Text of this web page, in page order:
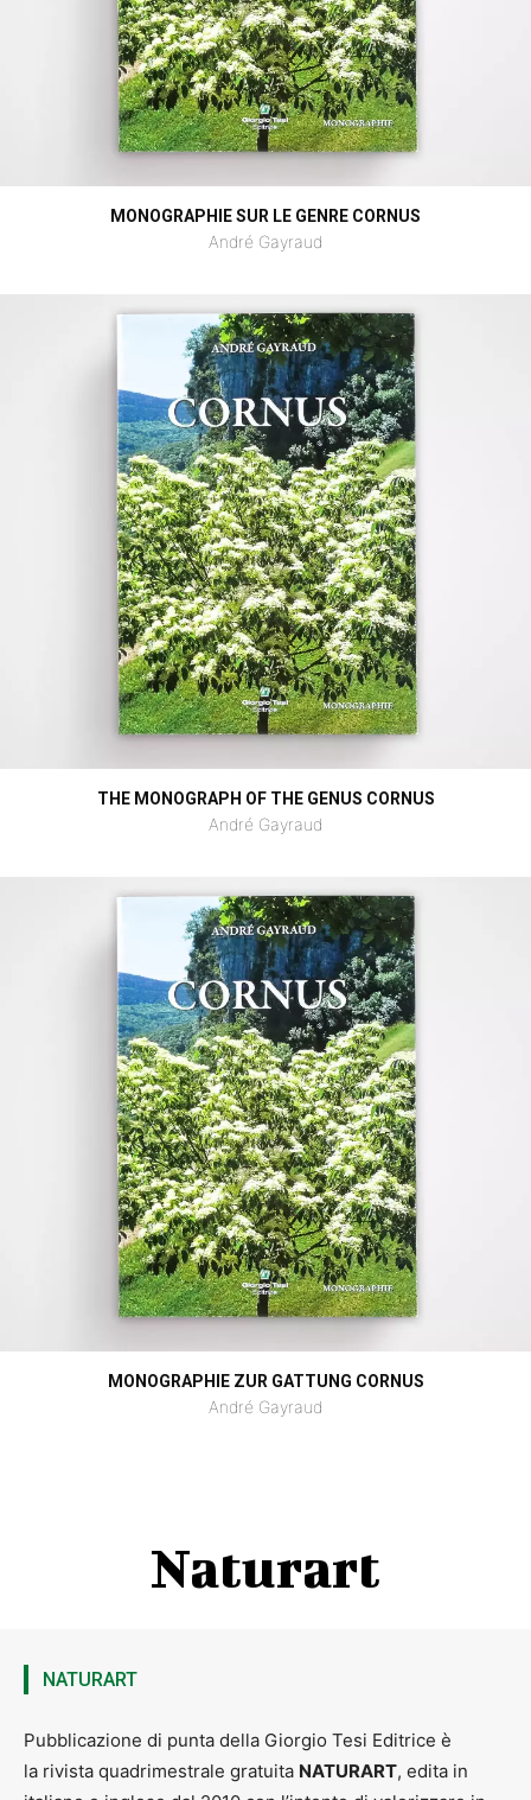
MONOGRAPHIE SUR LE GENRE CORNUS
André Gayraud
THE MONOGRAPH OF THE GENUS CORNUS
André Gayraud
MONOGRAPHIE ZUR GATTUNG CORNUS
André Gayraud
Naturart
NATURART
Pubblicazione di punta della Giorgio Tesi Editrice è
la rivista quadrimestrale gratuita NATURART, edita in